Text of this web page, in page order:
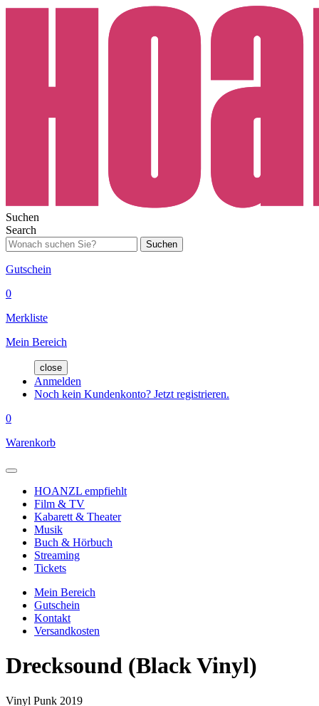
Suchen
Search
Suchen
Gutschein
0
Merkliste
Mein Bereich
close
Anmelden
Noch kein Kundenkonto? Jetzt registrieren.
0
Warenkorb
HOANZL empfiehlt
Film & TV
Kabarett & Theater
Musik
Buch & Hörbuch
Streaming
Tickets
Mein Bereich
Gutschein
Kontakt
Versandkosten
Drecksound (Black Vinyl)
Vinyl Punk 2019